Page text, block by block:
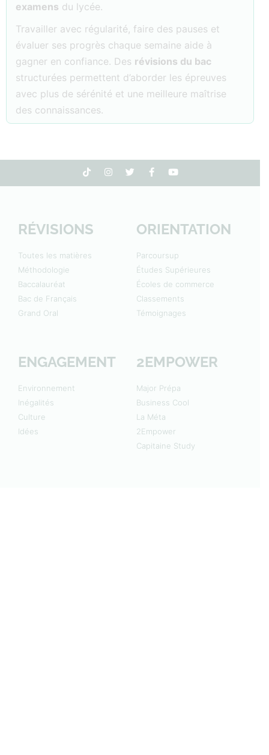
examens du lycée.
Travailler avec régularité, faire des pauses et
évaluer ses progrès chaque semaine aide à
gagner en confiance. Des révisions du bac
structurées permettent d’aborder les épreuves
avec plus de sérénité et une meilleure maîtrise
des connaissances.
RÉVISIONS
Toutes les matières
Méthodologie
Baccalauréat
Bac de Français
Grand Oral
ORIENTATION
Parcoursup
Études Supérieures
Écoles de commerce
Classements
Témoignages
ENGAGEMENT
Environnement
Inégalités
Culture
Idées
2EMPOWER
Major Prépa
Business Cool
La Méta
2Empower
Capitaine Study